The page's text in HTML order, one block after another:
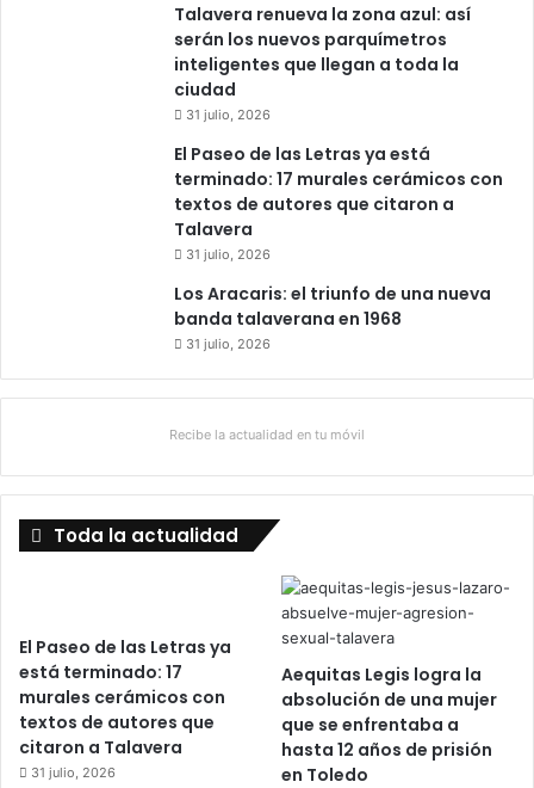
Talavera renueva la zona azul: así
serán los nuevos parquímetros
inteligentes que llegan a toda la
ciudad
31 julio, 2026
El Paseo de las Letras ya está
terminado: 17 murales cerámicos con
textos de autores que citaron a
Talavera
31 julio, 2026
Los Aracaris: el triunfo de una nueva
banda talaverana en 1968
31 julio, 2026
Recibe la actualidad en tu móvil
Toda la actualidad
El Paseo de las Letras ya
está terminado: 17
murales cerámicos con
textos de autores que
citaron a Talavera
31 julio, 2026
Aequitas Legis logra la
absolución de una mujer
que se enfrentaba a
hasta 12 años de prisión
en Toledo